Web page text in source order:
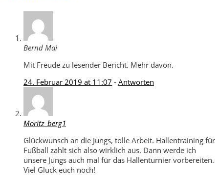
Bernd Mai
Mit Freude zu lesender Bericht. Mehr davon.
24. Februar 2019 at 11:07 - Antworten
Moritz_berg1
Glückwunsch an die Jungs, tolle Arbeit. Hallentraining für
Fußball zahlt sich also wirklich aus. Dann werde ich
unsere Jungs auch mal für das Hallenturnier vorbereiten.
Viel Glück euch noch!